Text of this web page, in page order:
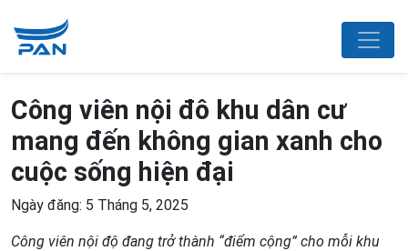
Công viên nội đô khu dân cư
mang đến không gian xanh cho
cuộc sống hiện đại
Ngày đăng: 5 Tháng 5, 2025
Công viên nội độ đang trở thành “điểm cộng” cho mỗi khu